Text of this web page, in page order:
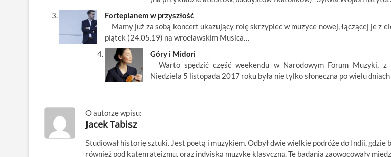
Fortepianem w przyszłość
Mamy już za sobą koncert ukazujący rolę skrzypiec w muzyce nowej, łączącej je z
piątek (24.05.19) na wrocławskim Musica…
Góry i Midori
Warto spędzić część weekendu w Narodowym Forum Muzyki, z
Niedziela 5 listopada 2017 roku była nie tylko słoneczna po wielu
O autorze wpisu:
Jacek Tabisz
Studiował historię sztuki. Jest poetą i muzykiem. Odbył dwie wielkie podróże do Indii, gdzie
również pod kątem ateizmu, oraz indyjską muzykę klasyczną. Te badania zaowocowały